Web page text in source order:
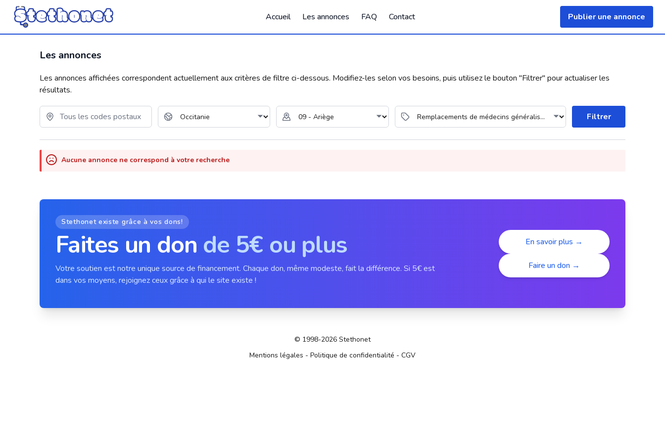
Publier une annonce
Accueil Les annonces FAQ Contact
Les annonces
Les annonces affichées correspondent actuellement aux critères de filtre ci-dessous. Modifiez-les selon vos besoins, puis utilisez le bouton "Filtrer" pour actualiser les
résultats.
Filtrer
Aucune annonce ne correspond à votre recherche
Stethonet existe grâce à vos dons!
Faites un don de 5€ ou plus
Votre soutien est notre unique source de financement. Chaque don, même modeste, fait la différence. Si 5€ est
dans vos moyens, rejoignez ceux grâce à qui le site existe !
En savoir plus →
Faire un don →
© 1998-2026 Stethonet
Mentions légales - Politique de confidentialité - CGV